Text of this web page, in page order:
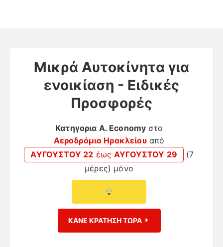
Μικρά Αυτοκίνητα για
ενοικίαση - Ειδικές
Προσφορές
Κατηγορια A. Economy στο
Αεροδρόμιο Ηρακλείουαπό
ΑΥΓΟΥΣΤΟΥ 22 έωςΑΥΓΟΥΣΤΟΥ 29 (7
μέρες) μόνο
ΚΑΝΕ ΚΡΑΤΗΣΗ ΤΩΡΑ